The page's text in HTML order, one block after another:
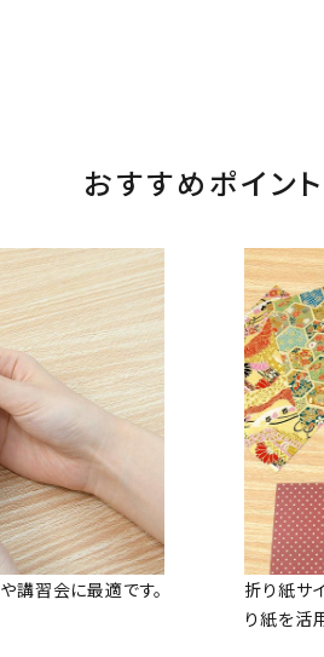
おすすめポイント
講習会に最適です。
折り紙サ
り紙を活